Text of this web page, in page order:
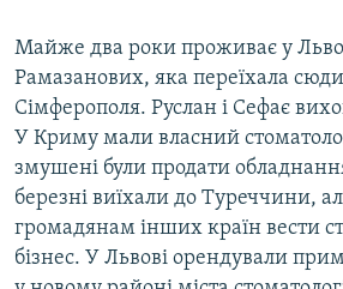
Майже два роки проживає у
Рамазанових, яка переїхала
Сімферополя. Руслан і Сефає
У Криму мали власний
змушені були продати
березні виїхали до Туреччини,
громадянам інших країн вести
бізнес. У Львові орендували